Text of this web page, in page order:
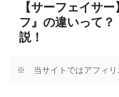
【サーフェイサ
フ』の違いって
説！
※ 当サイトではアフィリ